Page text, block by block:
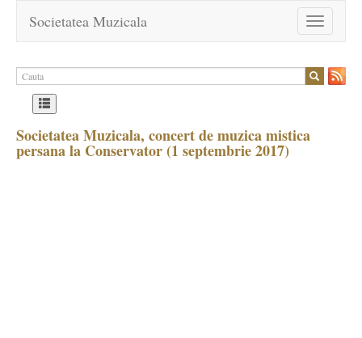
Toggle
navigation
Societatea Muzicala
Societatea Muzicala, concert de muzica mistica
persana la Conservator (1 septembrie 2017)